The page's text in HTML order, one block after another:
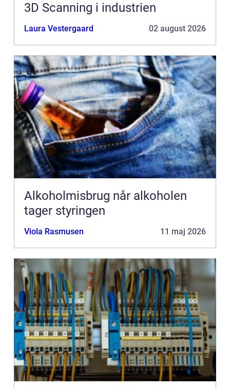
3D Scanning i industrien
Laura Vestergaard 02 august 2026
Alkoholmisbrug når alkoholen
tager styringen
Viola Rasmusen 11 maj 2026